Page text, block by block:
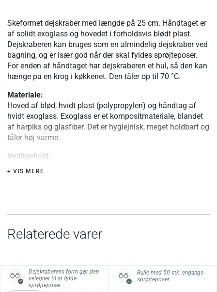
Skeformet dejskraber med længde på 25 cm. Håndtaget er
af solidt exoglass og hovedet i forholdsvis blødt plast.
Dejskraberen kan bruges som en almindelig dejskraber ved
bagning, og er især god når der skal fyldes sprøjteposer.
For enden af håndtaget har dejskraberen et hul, så den kan
hænge på en krog i køkkenet. Den tåler op til 70 °C.
Materiale:
Hoved af blød, hvidt plast (polypropylen) og håndtag af
hvidt exoglass. Exoglass er et kompositmateriale, blandet
af harpiks og glasfiber. Det er hygiejnisk, meget holdbart og
tåler høj varme.
Vedligehold:
Tåler opvaskemaskine.
+ VIS MERE
Relaterede varer
Dejskraberens form gør den
velegnet til at fylde
sprøjteposer.
Rulle med 50 stk. engangs-
sprøjteposer.